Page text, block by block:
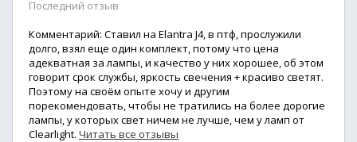
Последний отзыв
Комментарий: Ставил на Elantra J4, в птф, прослужили
долго, взял еще один комплект, потому что цена
адекватная за лампы, и качество у них хорошее, об этом
говорит срок службы, яркость свечения + красиво светят.
Поэтому на своём опыте хочу и другим
порекомендовать, чтобы не тратились на более дорогие
лампы, у которых свет ничем не лучше, чем у ламп от
Clearlight. Читать все отзывы